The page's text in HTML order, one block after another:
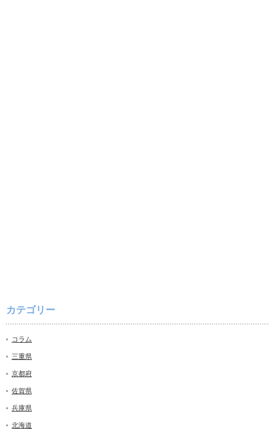
カテゴリー
コラム
三重県
京都府
佐賀県
兵庫県
北海道